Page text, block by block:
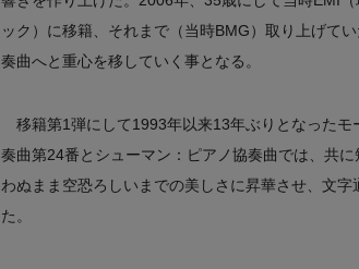
ック）に移籍、それまで（当時BMG）取り上げて
奏曲へと重心を移していく事となる。
移籍第1弾にして1993年以来13年ぶりとなったモ
奏曲第24番とシューマン：ピアノ協奏曲では、共
わぬまま空恐ろしいまでの美しさに昇華させ、文字
た。